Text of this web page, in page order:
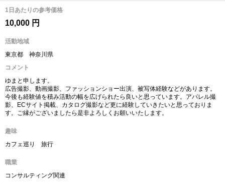
1日あたりの参考価格
10,000 円
活動地域
東京都 神奈川県
コメント
ゆまと申します。
広告撮影、動画撮影、ファッションショー出演、被写体経験などがあります。
今後も経験値を積み活動の幅を広げられたら良いと思っています。アパレル撮
影、ECサイト掲載、カタログ撮影など更に経験していきたいと思っておりま
す。ご縁がございましたら是非よろしくお願いいたします。
趣味
カフェ巡り 旅行
職業
コンサルティング関連